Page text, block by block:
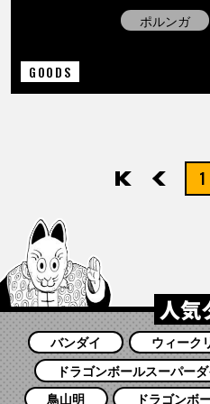
ポルンガ
GOODS
先頭 前へ1
人気
バンダイ
ウィーク
ドラゴンボールスーパー
鳥山明
ドラゴンボ